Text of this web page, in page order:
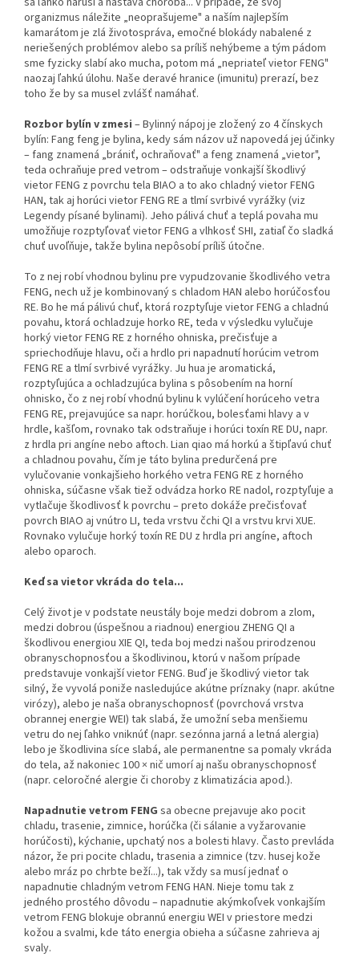
organizmus náležite „neoprašujeme" a naším najlepším
kamarátom je zlá životospráva, emočné blokády nabalené z
neriešených problémov alebo sa príliš nehýbeme a tým pádom
sme fyzicky slabí ako mucha, potom má „nepriateľ vietor FENG"
naozaj ľahkú úlohu. Naše deravé hranice (imunitu) prerazí, bez
toho že by sa musel zvlášť namáhať.
Rozbor bylín v zmesi – Bylinný nápoj je zložený zo 4 čínskych
bylín: Fang feng je bylina, kedy sám ná­zov už napovedá jej účinky
– fang znamená „brániť, ochraňovať" a feng znamená „vietor",
teda ochraňuje pred vetrom – odstraňuje vonkajší škodlivý
vietor FENG z povrchu tela BIAO a to ako chladný vietor FENG
HAN, tak aj horúci vietor FENG RE a tlmí svrbivé vyrážky (viz
Legendy písané bylinami). Jeho pálivá chuť a te­plá povaha mu
umožňuje rozptyľovať vietor FENG a vlhkosť SHI, zatiaľ čo sladká
chuť uvoľňuje, takže bylina nepôsobí príliš útočne.
To z nej robí vhodnou bylinu pre vypudzovanie škodlivého vetra
FENG, nech už je kombinovaný s chladom HAN alebo horúčosťou
RE. Bo he má pálivú chuť, ktorá roz­ptyľuje vietor FENG a chladnú
povahu, ktorá ochladzuje hor­ko RE, teda v výsledku vylučuje
horký vietor FENG RE z horného ohniska, prečisťuje a
spriechodňuje hlavu, oči a hrdlo pri napadnutí horúcim vetrom
FENG RE a tlmí svrbivé vyrážky. Ju hua je aromatická,
rozptyľujúca a ochla­dzujúca bylina s pôsobením na horní
ohnisko, čo z nej robí vhodnú bylinu k vylúčení horúceho vetra
FENG RE, prejavujúce sa napr. horúčkou, bolesťami hlavy a v
hrdle, kašľom, rovnako tak odstraňuje i horúci toxín RE DU, napr.
z hrdla pri angíne nebo aftoch. Lian qiao má horkú a štipľavú chuť
a chladnou povahu, čím je táto bylina predurčená pre
vylučovanie vonkajšieho horkého vetra FENG RE z horného
ohniska, súčasne však tiež odvádza hor­ko RE nadol, rozptyľuje a
vytlačuje škodlivosť k povrchu – preto dokáže prečisťovať
povrch BIAO aj vnútro LI, teda vrstvu čchi QI a vrstvu krvi XUE.
Rovnako vylučuje horký toxín RE DU z hrdla pri angíne, aftoch
alebo oparoch.
Keď sa vietor vkráda do tela...
Celý život je v podstate neustály boje medzi dobrom a zlom,
medzi dobrou (úspešnou a riadnou) energiou ZHENG QI a
škodlivou energiou XIE QI, teda boj medzi našou prirodzenou
obranyschopnosťou a škodlivinou, ktorú v našom prípade
predstavuje vonkajší vietor FENG. Buď je škodlivý vietor tak
silný, že vyvolá poniže nasledujúce akútne prízna­ky (napr. akútne
virózy), alebo je naša obranyschopnosť (povrchová vrstva
obrannej energie WEI) tak slabá, že umožní seba menšiemu
vetru do nej ľahko vniknúť (napr. sezónna jarná a letná alergia)
lebo je škodlivina síce slabá, ale permanentne sa pomaly vkráda
do tela, až nakoniec 100 × nič umorí aj našu obranyschopnosť
(napr. celoročné alergie či choroby z klimatizácia apod.).
Napadnutie vetrom FENG sa obecne prejavuje ako pocit
chladu, trasenie, zimnice, horúčka (či sálanie a vyžarovanie
horúčosti), kýchanie, upchatý nos a bolesti hlavy. Často prevláda
názor, že pri pocite chladu, trasenia a zimnice (tzv. husej kože
alebo mráz po chrbte beží...), tak vždy sa musí jednať o
napadnutie chladným vetrom FENG HAN. Nieje tomu tak z
jedného prostého dôvo­du – napadnutie akýmkoľvek vonkajším
vetrom FENG blokuje obrannú energiu WEI v priestore medzi
kožou a svalmi, kde táto energia obieha a súčasne zahrieva aj
svaly.